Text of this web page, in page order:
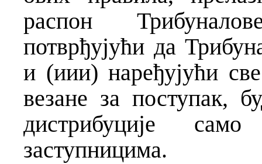
распон
потврђујући да
и (иии) наређујући
везане за поступак,
дистрибуције
заступницима.